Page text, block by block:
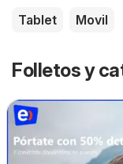
Tablet Movil
Folletos y